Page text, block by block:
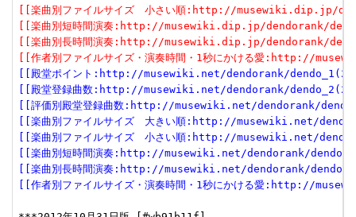
[[楽曲別ファイルサイズ　小さい順:http://musewiki.dip.jp/
[[楽曲別短時間演奏:http://musewiki.dip.jp/dendorank/
[[楽曲別長時間演奏:http://musewiki.dip.jp/dendorank/
[[作者別ファイルサイズ・演奏時間・1秒にかける愛:http://
[[殿堂ポイント:http://musewiki.net/dendorank/
[[殿堂登録曲数:http://musewiki.net/dendorank/
[[評価別殿堂登録曲数:http://musewiki.net/dendorank/
[[楽曲別ファイルサイズ　大きい順:http://musewiki.net/
[[楽曲別ファイルサイズ　小さい順:http://musewiki.net/
[[楽曲別短時間演奏:http://musewiki.net/dendorank/
[[楽曲別長時間演奏:http://musewiki.net/dendorank/
[[作者別ファイルサイズ・演奏時間・1秒にかける愛:http://